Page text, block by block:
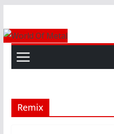
content
Remix